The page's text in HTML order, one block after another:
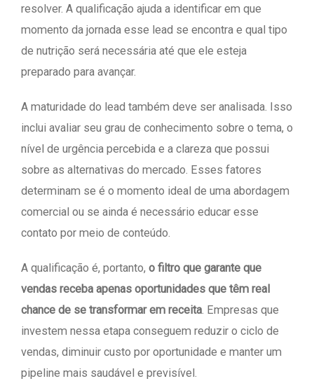
resolver. A qualificação ajuda a identificar em que
momento da jornada esse lead se encontra e qual tipo
de nutrição será necessária até que ele esteja
preparado para avançar.
A maturidade do lead também deve ser analisada. Isso
inclui avaliar seu grau de conhecimento sobre o tema, o
nível de urgência percebida e a clareza que possui
sobre as alternativas do mercado. Esses fatores
determinam se é o momento ideal de uma abordagem
comercial ou se ainda é necessário educar esse
contato por meio de conteúdo.
A qualificação é, portanto, o filtro que garante que
vendas receba apenas oportunidades que têm real
chance de se transformar em receita. Empresas que
investem nessa etapa conseguem reduzir o ciclo de
vendas, diminuir custo por oportunidade e manter um
pipeline mais saudável e previsível.